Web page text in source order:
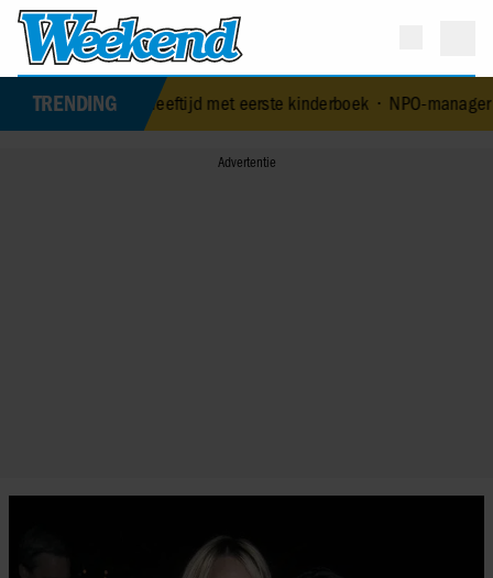
TRENDING
leeftijd met eerste kinderboek• NPO-manager Menno de